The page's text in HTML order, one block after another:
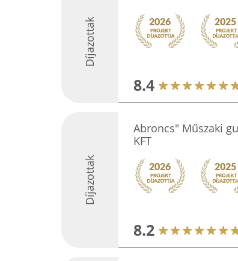
Díjazottak
8.4
Díjazottak
Abroncs" Műszaki
KFT
8.2